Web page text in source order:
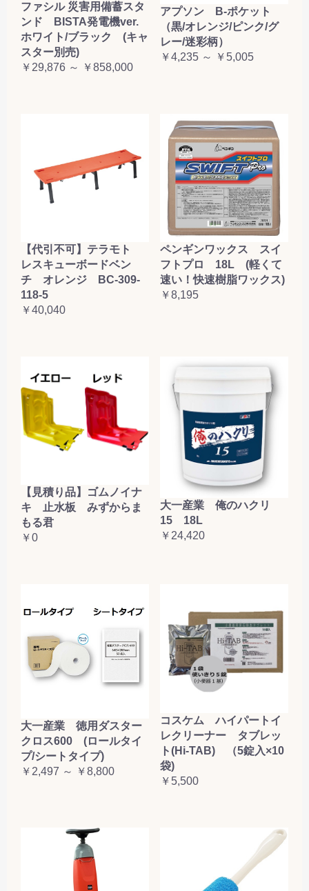
ファシル 災害用備蓄スタ
ンド BISTA発電機ver.
ホワイト/ブラック (キャ
スター別売)
￥29,876 ～ ￥858,000
アプソン B-ポケット
（黒/オレンジ/ピンク/グ
レー/迷彩柄）
￥4,235 ～ ￥5,005
【代引不可】テラモト
レスキューボードベン
チ オレンジ BC-309-
118-5
￥40,040
ペンギンワックス スイ
フトプロ 18L (軽くて
速い！快速樹脂ワックス)
￥8,195
【見積り品】ゴムノイナ
キ 止水板 みずからま
もる君
￥0
大一産業 俺のハクリ
15 18L
￥24,420
大一産業 徳用ダスター
クロス600 (ロールタイ
プ/シートタイプ)
￥2,497 ～ ￥8,800
コスケム ハイパートイ
レクリーナー タブレッ
ト(Hi-TAB) （5錠入×10
袋)
￥5,500